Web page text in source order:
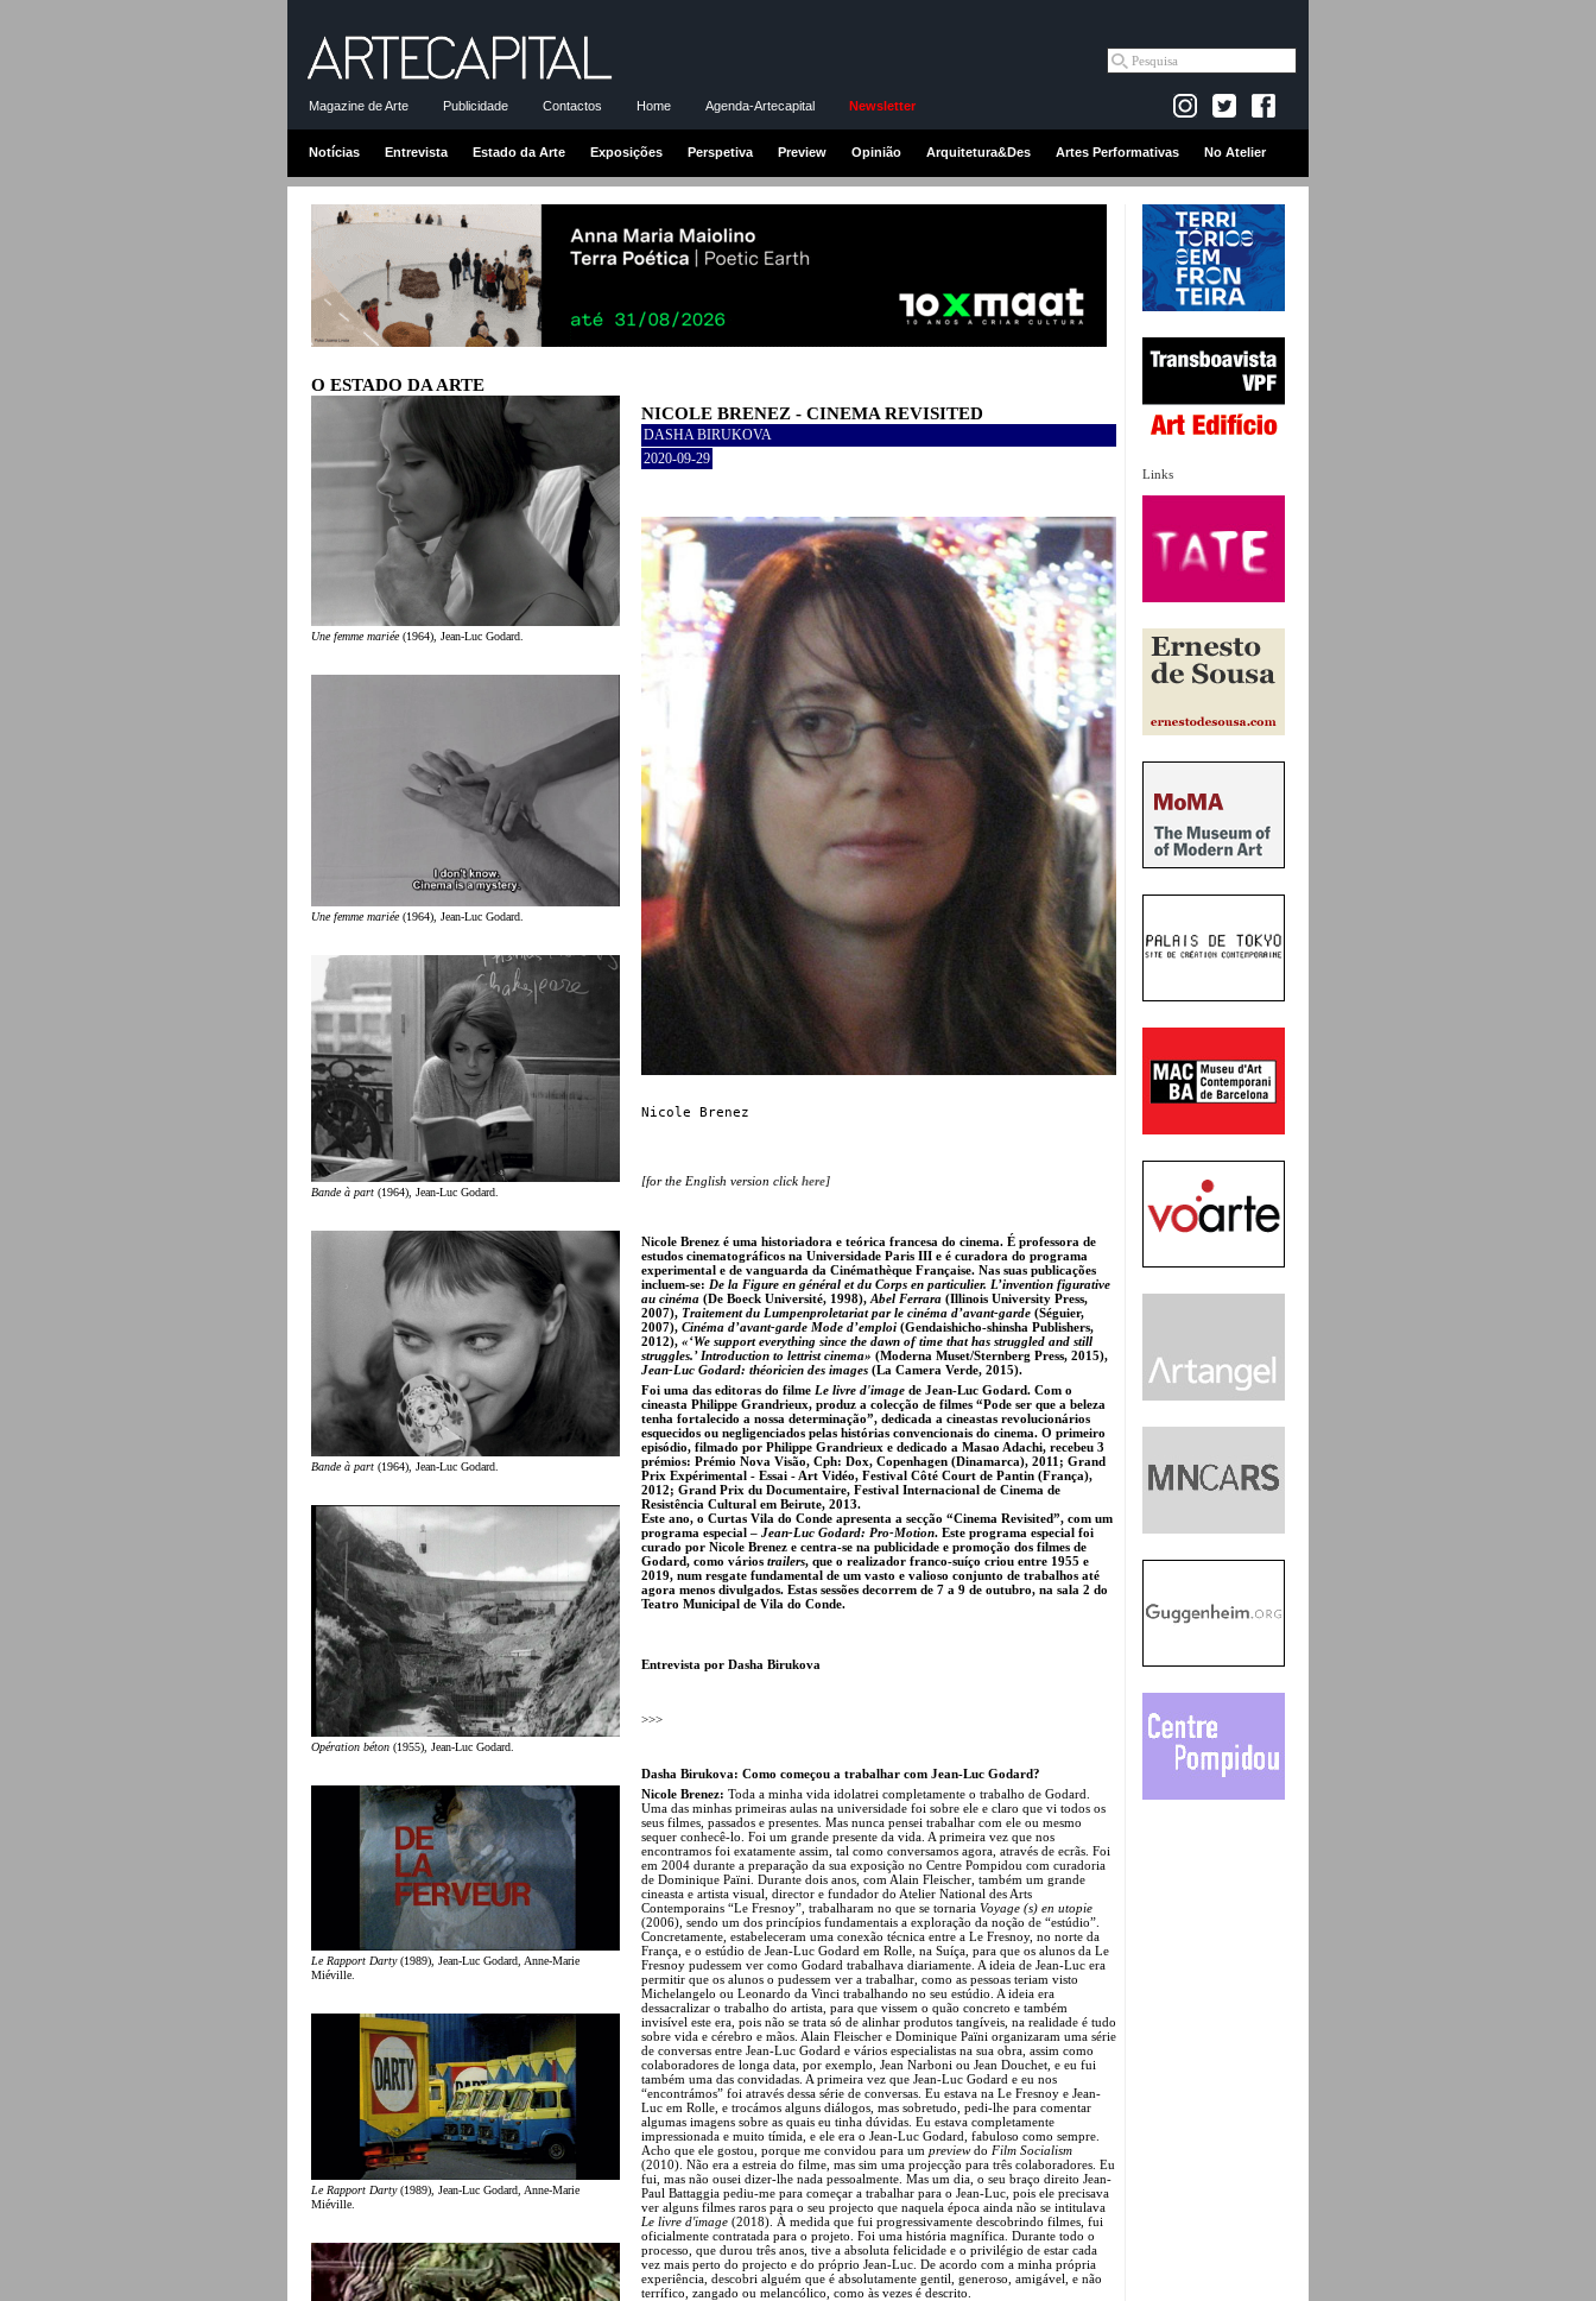
Magazine de Arte Publicidade Contactos Home Agenda-Artecapital Newsletter
Notícias Entrevista Estado da Arte Exposições Perspetiva Preview Opinião Arquitetura&Des Artes Performativas No Atelier
Links
O ESTADO DA ARTE
Une femme mariée(1964), Jean-Luc Godard.
Une femme mariée(1964), Jean-Luc Godard.
Bande à part (1964), Jean-Luc Godard.
Bande à part (1964), Jean-Luc Godard.
Opération béton (1955), Jean-Luc Godard.
Le Rapport Darty(1989), Jean-Luc Godard, Anne-Marie
Miéville.
Le Rapport Darty(1989), Jean-Luc Godard, Anne-Marie
Miéville.
NICOLE BRENEZ - CINEMA REVISITED
DASHA BIRUKOVA
2020-09-29
Nicole Brenez
[for the English version click here]
Nicole Brenez é uma historiadora e teórica francesa do cinema. É professora de
estudos cinematográficos na Universidade Paris III e é curadora do programa
experimental e de vanguarda da Cinémathèque Française. Nas suas publicações
incluem-se: De la Figure en général et du Corps en particulier. L’invention figurative
au cinéma (De Boeck Université, 1998), Abel Ferrara (Illinois University Press,
2007), Traitement du Lumpenproletariat par le cinéma d’avant-garde (Séguier,
2007), Cinéma d’avant-garde Mode d’emploi (Gendaishicho-shinsha Publishers,
2012), «‘We support everything since the dawn of time that has struggled and still
struggles.’ Introduction to lettrist cinema» (Moderna Muset/Sternberg Press, 2015),
Jean-Luc Godard: théoricien des images (La Camera Verde, 2015).
Foi uma das editoras do filme Le livre d'image de Jean-Luc Godard. Com o
cineasta Philippe Grandrieux, produz a colecção de filmes “Pode ser que a beleza
tenha fortalecido a nossa determinação”, dedicada a cineastas revolucionários
esquecidos ou negligenciados pelas histórias convencionais do cinema. O primeiro
episódio, filmado por Philippe Grandrieux e dedicado a Masao Adachi, recebeu 3
prémios: Prémio Nova Visão, Cph: Dox, Copenhagen (Dinamarca), 2011; Grand
Prix Expérimental - Essai - Art Vidéo, Festival Côté Court de Pantin (França),
2012; Grand Prix du Documentaire, Festival Internacional de Cinema de
Resistência Cultural em Beirute, 2013.
Este ano, o Curtas Vila do Conde apresenta a secção “Cinema Revisited”, com um
programa especial – Jean-Luc Godard: Pro-Motion. Este programa especial foi
curado por Nicole Brenez e centra-se na publicidade e promoção dos filmes de
Godard, como vários trailers, que o realizador franco-suíço criou entre 1955 e
2019, num resgate fundamental de um vasto e valioso conjunto de trabalhos até
agora menos divulgados. Estas sessões decorrem de 7 a 9 de outubro, na sala 2 do
Teatro Municipal de Vila do Conde.
Entrevista por Dasha Birukova
>>>
Dasha Birukova: Como começou a trabalhar com Jean-Luc Godard?
Nicole Brenez: Toda a minha vida idolatrei completamente o trabalho de Godard.
Uma das minhas primeiras aulas na universidade foi sobre ele e claro que vi todos os
seus filmes, passados e presentes. Mas nunca pensei trabalhar com ele ou mesmo
sequer conhecê-lo. Foi um grande presente da vida. A primeira vez que nos
encontramos foi exatamente assim, tal como conversamos agora, através de ecrãs. Foi
em 2004 durante a preparação da sua exposição no Centre Pompidou com curadoria
de Dominique Païni. Durante dois anos, com Alain Fleischer, também um grande
cineasta e artista visual, director e fundador do Atelier National des Arts
Contemporains “Le Fresnoy”, trabalharam no que se tornaria Voyage (s) en utopie
(2006), sendo um dos princípios fundamentais a exploração da noção de “estúdio”.
Concretamente, estabeleceram uma conexão técnica entre a Le Fresnoy, no norte da
França, e o estúdio de Jean-Luc Godard em Rolle, na Suíça, para que os alunos da Le
Fresnoy pudessem ver como Godard trabalhava diariamente. A ideia de Jean-Luc era
permitir que os alunos o pudessem ver a trabalhar, como as pessoas teriam visto
Michelangelo ou Leonardo da Vinci trabalhando no seu estúdio. A ideia era
dessacralizar o trabalho do artista, para que vissem o quão concreto e também
invisível este era, pois não se trata só de alinhar produtos tangíveis, na realidade é tudo
sobre vida e cérebro e mãos. Alain Fleischer e Dominique Païni organizaram uma série
de conversas entre Jean-Luc Godard e vários especialistas na sua obra, assim como
colaboradores de longa data, por exemplo, Jean Narboni ou Jean Douchet, e eu fui
também uma das convidadas. A primeira vez que Jean-Luc Godard e eu nos
“encontrámos” foi através dessa série de conversas. Eu estava na Le Fresnoy e Jean-
Luc em Rolle, e trocámos alguns diálogos, mas sobretudo, pedi-lhe para comentar
algumas imagens sobre as quais eu tinha dúvidas. Eu estava completamente
impressionada e muito tímida, e ele era o Jean-Luc Godard, fabuloso como sempre.
Acho que ele gostou, porque me convidou para um previewdo Film Socialism
(2010). Não era a estreia do filme, mas sim uma projecção para três colaboradores. Eu
fui, mas não ousei dizer-lhe nada pessoalmente. Mas um dia, o seu braço direito Jean-
Paul Battaggia pediu-me para começar a trabalhar para o Jean-Luc, pois ele precisava
ver alguns filmes raros para o seu projecto que naquela época ainda não se intitulava
Le livre d'image (2018). À medida que fui progressivamente descobrindo filmes, fui
oficialmente contratada para o projeto. Foi uma história magnífica. Durante todo o
processo, que durou três anos, tive a absoluta felicidade e o privilégio de estar cada
vez mais perto do projecto e do próprio Jean-Luc. De acordo com a minha própria
experiência, descobri alguém que é absolutamente gentil, generoso, amigável, e não
terrífico, zangado ou melancólico, como às vezes é descrito.